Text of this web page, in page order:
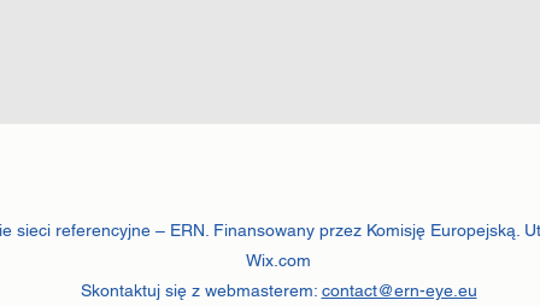
sieci referencyjne – ERN. Finansowany przez Komisję Europejską.
Wix.com
Skontaktuj się z webmasterem: contact@ern-eye.eu